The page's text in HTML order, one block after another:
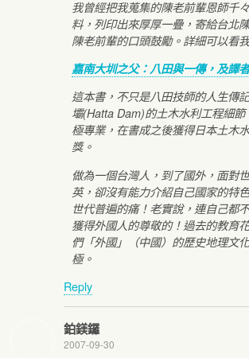
我曾經把我蒐集的陳老前輩恩師千
料，列印出來厚厚一疊，寄給台北
陳老前輩的口頭鼓勵。詳細可以看
嘉南大圳之父：八田與一傳，及譯
這本書，不只是八田技師的人生傳
壩(Hatta Dam)的土木水利工程細
極專業，在書成之後獲得日本土木
獎。
做為一個台灣人，到了國外，面對
英，卻沒有能力介紹自己國家的特
世代普遍的痛！老實說，連自己都
獲得外國人的尊敬的！過去的教育
們「外國」（中國）的歷史地理文
極。
Reply
鉑鎂鑼
2007-09-30